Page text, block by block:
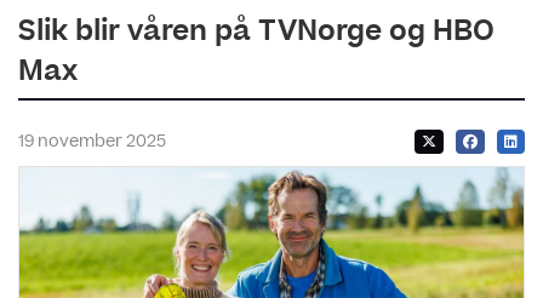
Slik blir våren på TVNorge og HBO
Max
19 november 2025